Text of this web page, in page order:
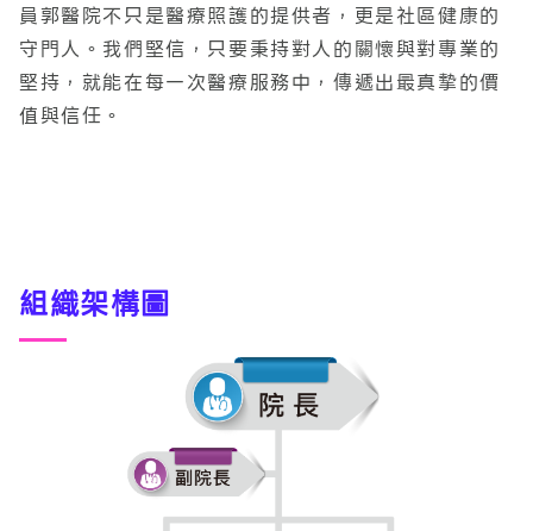
員郭醫院不只是醫療照護的提供者，更是社區健康的
守門人。我們堅信，只要秉持對人的關懷與對專業的
堅持，就能在每一次醫療服務中，傳遞出最真摯的價
值與信任。
組織架構圖